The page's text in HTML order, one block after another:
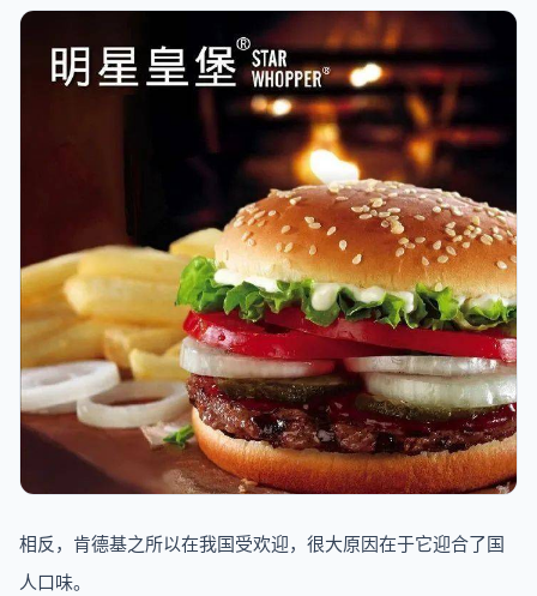
相反，肯德基之所以在我国受欢迎，很大原因在于它迎合了国
人口味。